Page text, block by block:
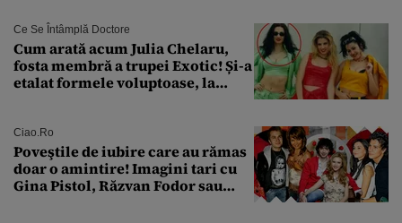
Ce Se Întâmplă Doctore
Cum arată acum Julia Chelaru,
fosta membră a trupei Exotic! Și-a
etalat formele voluptoase, la
Ciao.ro
Poveştile de iubire care au rămas
doar o amintire! Imagini tari cu
Gina Pistol, Răzvan Fodor sau